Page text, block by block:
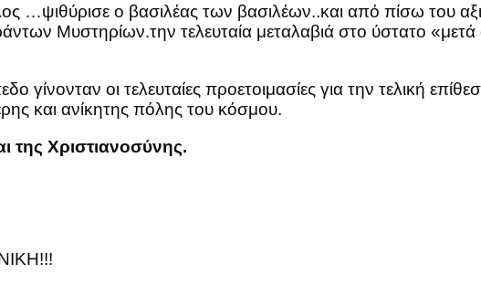
…ψιθύρισε ο βασιλέας των βασιλέων..και από πίσω του
Μυστηρίων.την τελευταία μεταλαβιά στο ύστατο
οι τελευταίες προετοιμασίες για την τελική
και ανίκητης πόλης του κόσμου.
της Χριστιανοσύνης.